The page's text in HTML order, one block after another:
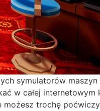
symulatorów
w całej internetowym
trochę